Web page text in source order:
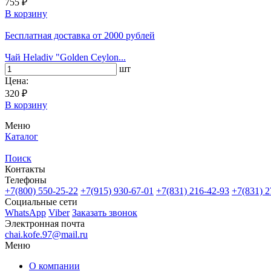
В корзину
Бесплатная доставка от 2000 рублей
Чай Heladiv "Golden Ceylon...
шт
Цена:
320 ₽
В корзину
Меню
Каталог
Поиск
Контакты
Телефоны
+7(800) 550-25-22 +7(915) 930-67-01 +7(831) 216-42-93 +7(831)
Социальные сети
WhatsApp Viber Заказать звонок
Электронная почта
chai.kofe.97@mail.ru
Меню
О компании